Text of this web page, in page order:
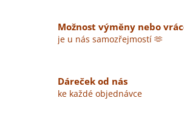
Možnost výměny nebo
je u nás samozřejmostí 🫶
Dáreček od nás
ke každé objednávce